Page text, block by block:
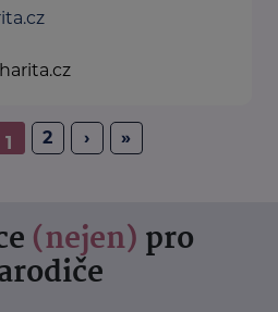
1 2 › »
(nejen) pro